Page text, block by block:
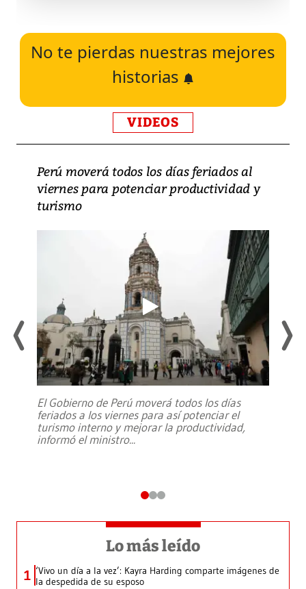
No te pierdas nuestras mejores
historias
VIDEOS
Perú moverá todos los días feriados al
viernes para potenciar productividad y
turismo
El Gobierno de Perú moverá todos los días
feriados a los viernes para así potenciar el
turismo interno y mejorar la productividad,
informó el ministro...
Lo más leído
1 ‘Vivo un día a la vez’: Kayra Harding comparte imágenes de
la despedida de su esposo